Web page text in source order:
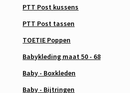
PTT Post kussens
PTT Post tassen
TOETIE Poppen
Babykleding maat 50 - 68
Baby - Boxkleden
Baby - Bijtringen